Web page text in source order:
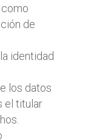
de
identidad
los datos
el titular